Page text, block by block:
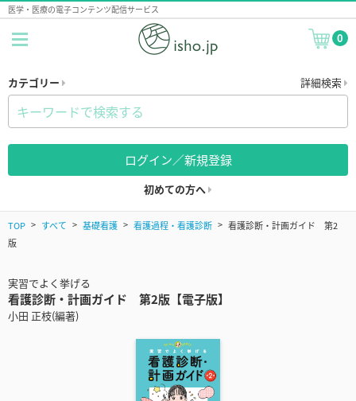
医学・医療の電子コンテンツ配信サービス
0
カテゴリー 詳細検索
ログイン／新規登録
初めての方へ
TOP すべて 基礎看護 看護過程・看護診断
看護診断・計画ガイド 第2
版
実習でよく挙げる
看護診断・計画ガイド 第2版【電子版】
小田 正枝(編著)